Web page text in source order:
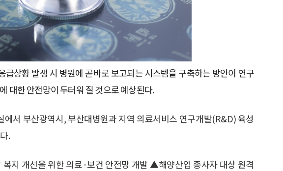
급상황 발생 시 병원에 곧바로 보고되는 시스템을 구축하는 방안이 연구
대한 안전망이 두터워 질 것으로 예상된다.
서 부산광역시, 부산대병원과 지역 의료서비스 연구개발(R&D) 육성
.
지 개선을 위한 의료·보건 안전망 개발 ▲해양산업 종사자 대상 원격